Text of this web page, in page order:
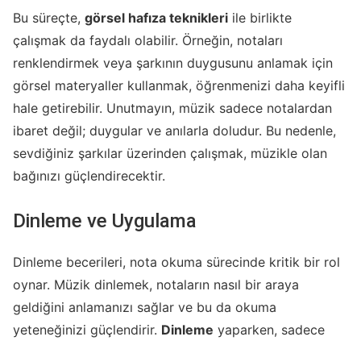
Bu süreçte, görsel hafıza teknikleri ile birlikte
çalışmak da faydalı olabilir. Örneğin, notaları
renklendirmek veya şarkının duygusunu anlamak için
görsel materyaller kullanmak, öğrenmenizi daha keyifli
hale getirebilir. Unutmayın, müzik sadece notalardan
ibaret değil; duygular ve anılarla doludur. Bu nedenle,
sevdiğiniz şarkılar üzerinden çalışmak, müzikle olan
bağınızı güçlendirecektir.
Dinleme ve Uygulama
Dinleme becerileri, nota okuma sürecinde kritik bir rol
oynar. Müzik dinlemek, notaların nasıl bir araya
geldiğini anlamanızı sağlar ve bu da okuma
yeteneğinizi güçlendirir. Dinleme yaparken, sadece